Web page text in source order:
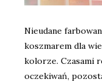
Nieudane
koszmarem dla
kolorze. Czasami
oczekiwań,